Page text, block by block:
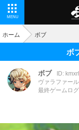
MENU
ホーム ボブ
ボ
ボブ ID:
ヴァラファール
最終ゲームロ